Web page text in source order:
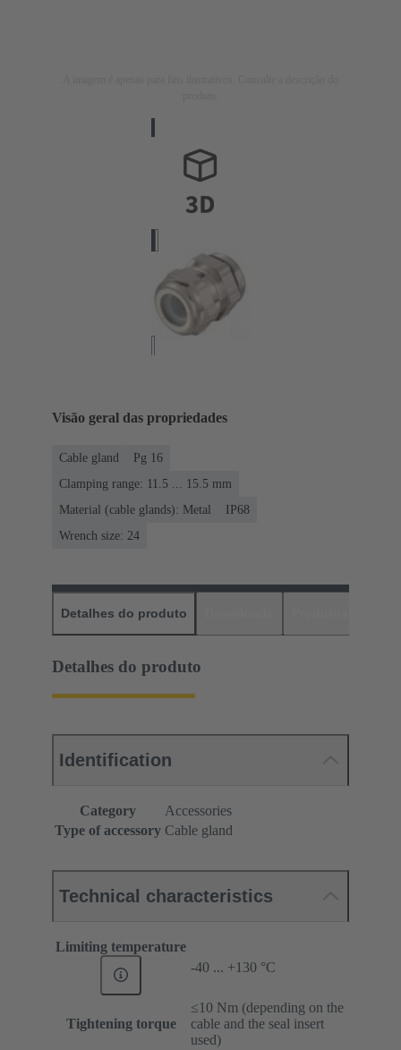
Visão geral das propriedades
Cable gland
Pg 16
Clamping range: 11.5 ... 15.5 mm
Material (cable glands): Metal
IP68
Wrench size: 24
Detalhes do produto
Detalhes do produto
Identification
Category
Accessories
Type of accessory Cable gland
Technical characteristics
Limiting temperature
-40 ... +130 °C
Tightening torque
≤10 Nm (depending on the
cable and the seal insert
used)